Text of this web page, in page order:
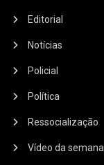
Editorial
Notícias
Policial
Política
Ressocialização
Vídeo da semana